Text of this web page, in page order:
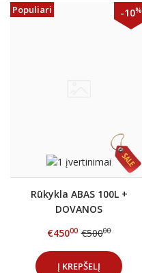
Populiari -10%
Rūkykla ABAS 100L +
DOVANOS
€45000 €50000
Į KREPŠELĮ